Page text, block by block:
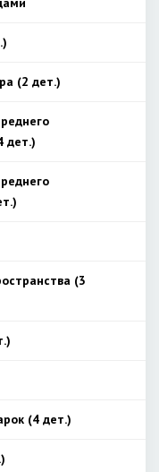
(2 дет.)
дет.)
(3
(4 дет.)